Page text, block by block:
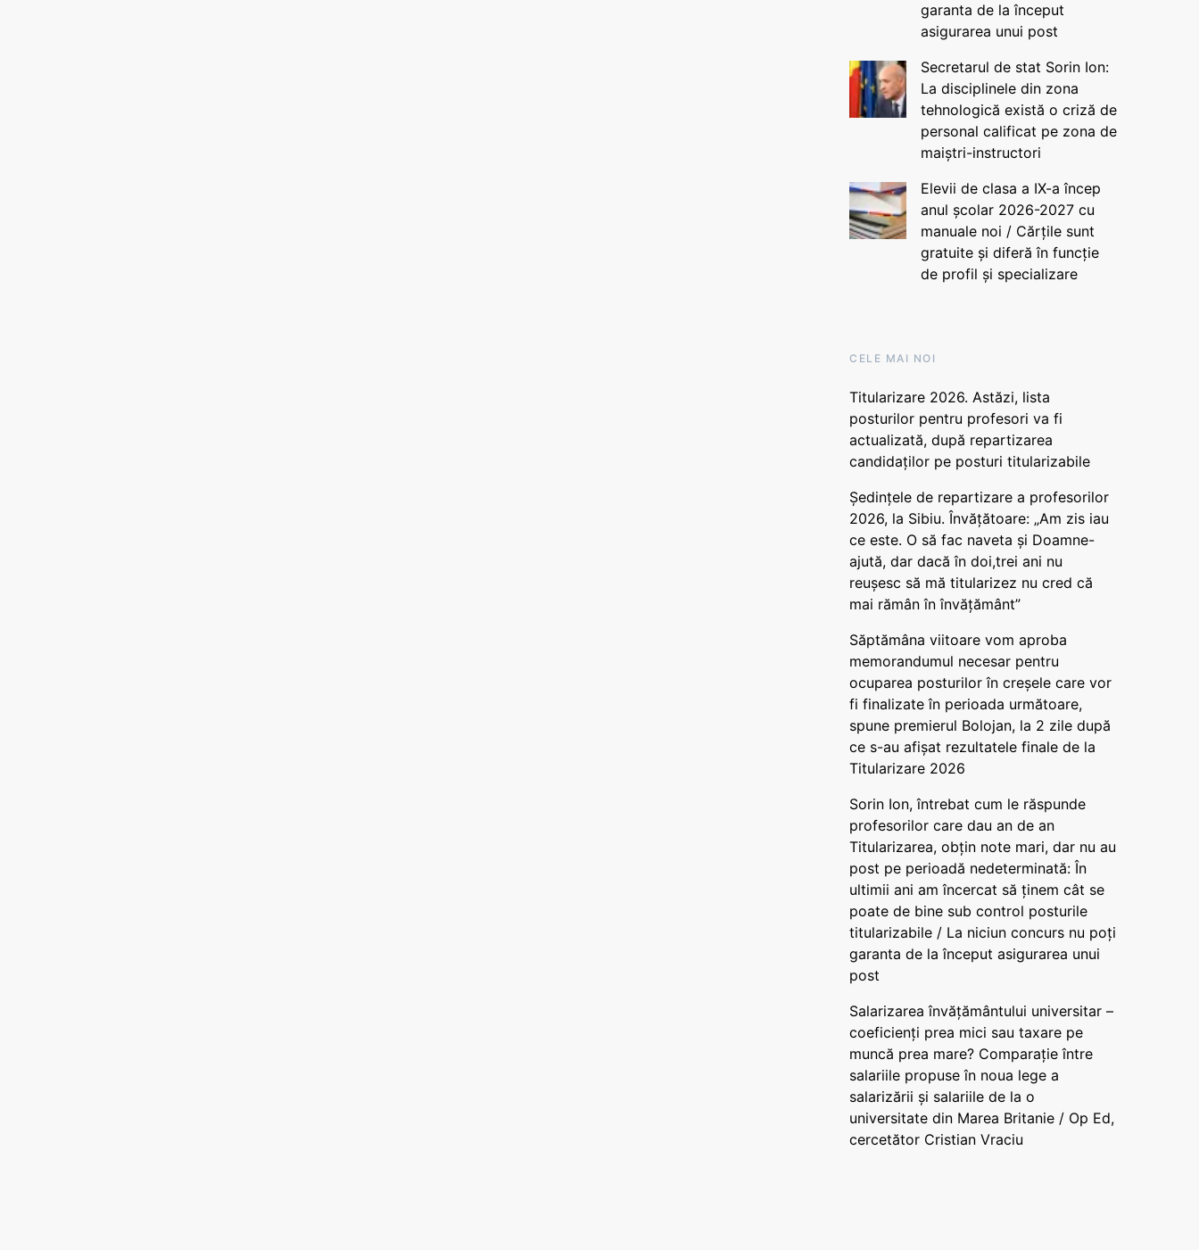
garanta de la început
asigurarea unui post
Secretarul de stat Sorin Ion:
La disciplinele din zona
tehnologică există o criză de
personal calificat pe zona de
maiștri-instructori
Elevii de clasa a IX-a încep
anul școlar 2026-2027 cu
manuale noi / Cărțile sunt
gratuite și diferă în funcție
de profil și specializare
CELE MAI NOI
Titularizare 2026. Astăzi, lista
posturilor pentru profesori va fi
actualizată, după repartizarea
candidaților pe posturi titularizabile
Ședințele de repartizare a profesorilor
2026, la Sibiu. Învățătoare: „Am zis iau
ce este. O să fac naveta și Doamne-
ajută, dar dacă în doi,trei ani nu
reușesc să mă titularizez nu cred că
mai rămân în învățământ”
Săptămâna viitoare vom aproba
memorandumul necesar pentru
ocuparea posturilor în creșele care vor
fi finalizate în perioada următoare,
spune premierul Bolojan, la 2 zile după
ce s-au afișat rezultatele finale de la
Titularizare 2026
Sorin Ion, întrebat cum le răspunde
profesorilor care dau an de an
Titularizarea, obțin note mari, dar nu au
post pe perioadă nedeterminată: În
ultimii ani am încercat să ținem cât se
poate de bine sub control posturile
titularizabile / La niciun concurs nu poți
garanta de la început asigurarea unui
post
Salarizarea învățământului universitar –
coeficienți prea mici sau taxare pe
muncă prea mare? Comparație între
salariile propuse în noua lege a
salarizării și salariile de la o
universitate din Marea Britanie / Op Ed,
cercetător Cristian Vraciu